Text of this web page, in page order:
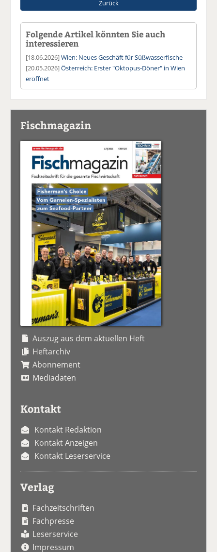
Zurück
Folgende Artikel könnten Sie auch
interessieren
[18.06.2026]Wien: Neues Geschäft für Süßwasserfische
[20.05.2026]Österreich: Erster "Oktopus-Döner" in Wien
eröffnet
Fischmagazin
Auszug aus dem aktuellen Heft
Heftarchiv
Abonnement
Mediadaten
Kontakt
Kontakt Redaktion
Kontakt Anzeigen
Kontakt Leserservice
Verlag
Fachzeitschriften
Fachpresse
Leserservice
Impressum